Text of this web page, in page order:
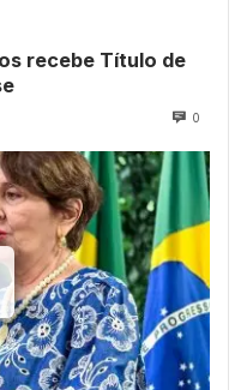
recebe Título de
0